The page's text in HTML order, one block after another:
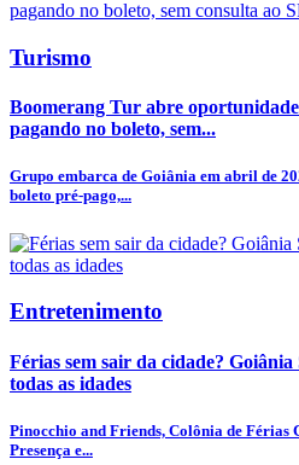
Turismo
Boomerang Tur abre
pagando no boleto, sem...
Grupo embarca de Goiânia em abril de
boleto pré-pago,...
Entretenimento
Férias sem sair da cidade?
todas as idades
Pinocchio and Friends, Colônia de Férias
Presença e...